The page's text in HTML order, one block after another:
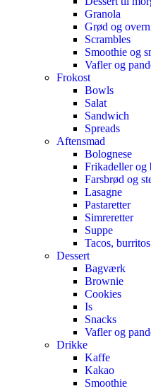
Granola
Grød og
Scrambles
Smoothie og
Vafler og
Frokost
Bowls
Salat
Sandwich
Spreads
Aftensmad
Bolognese
Frikadeller og
Farsbrød og
Lasagne
Pastaretter
Simreretter
Suppe
Tacos,
Dessert
Bagværk
Brownie
Cookies
Is
Snacks
Vafler og
Drikke
Kaffe
Kakao
Smoothie